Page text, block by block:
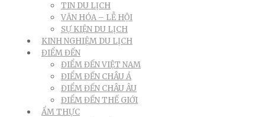
TIN DU LỊCH
VĂN HÓA – LỄ HỘI
SỰ KIỆN DU LỊCH
KINH NGHIỆM DU LỊCH
ĐIỂM ĐẾN
ĐIỂM ĐẾN VIỆT NAM
ĐIỂM ĐẾN CHÂU Á
ĐIỂM ĐẾN CHÂU ÂU
ĐIỂM ĐẾN THẾ GIỚI
ẨM THỰC